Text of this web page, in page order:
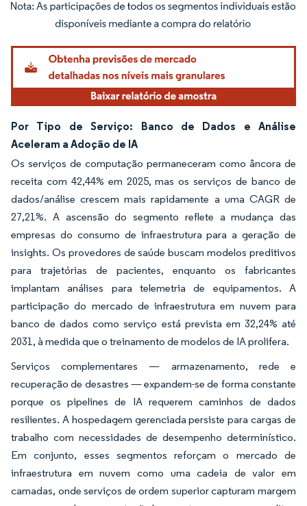
Imagem © Mordor Intelligence. O reuso requer atribuição conforme CC BY 4.0.
Por Tipo de Serviço: Banco de Dados e Análise
Aceleram a Adoção de IA
Os serviços de computação permaneceram como âncora de
receita com 42,44% em 2025, mas os serviços de banco de
dados/análise crescem mais rapidamente a uma CAGR de
27,21%. A ascensão do segmento reflete a mudança das
empresas do consumo de infraestrutura para a geração de
insights. Os provedores de saúde buscam modelos preditivos
para trajetórias de pacientes, enquanto os fabricantes
implantam análises para telemetria de equipamentos. A
participação do mercado de infraestrutura em nuvem para
banco de dados como serviço está prevista em 32,24% até
2031, à medida que o treinamento de modelos de IA prolifera.
Serviços complementares — armazenamento, rede e
recuperação de desastres — expandem-se de forma constante
porque os pipelines de IA requerem caminhos de dados
resilientes. A hospedagem gerenciada persiste para cargas de
trabalho com necessidades de desempenho determinístico.
Em conjunto, esses segmentos reforçam o mercado de
infraestrutura em nuvem como uma cadeia de valor em
camadas, onde serviços de ordem superior capturam margem